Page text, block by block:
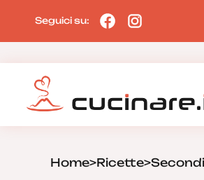
Seguici su:
Home>Ricette>Secondi